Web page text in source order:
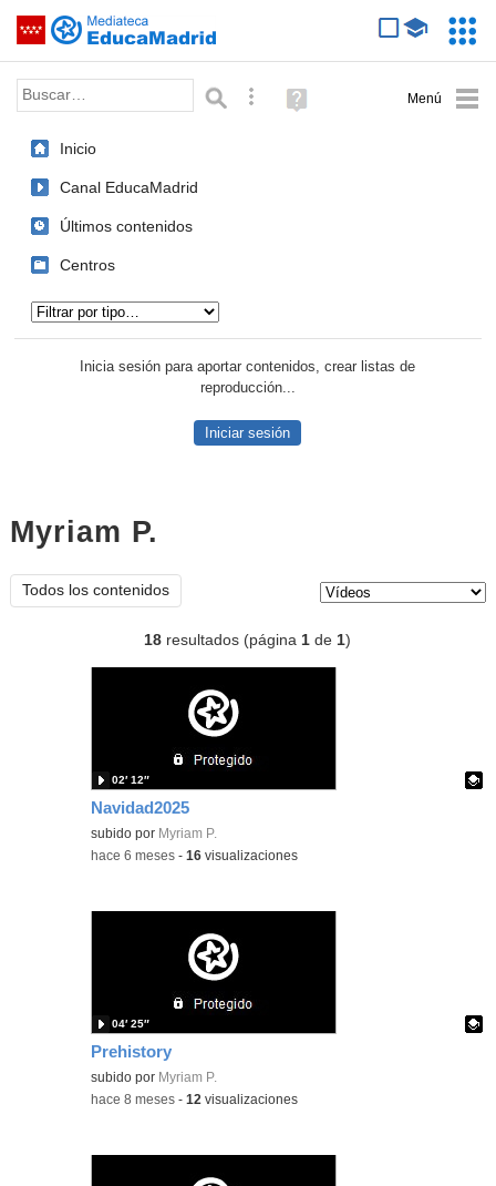
Saltar navegación
Palabra o frase: Búsqueda avanzada
Ayuda
(en
Inicio
Canal EducaMadrid
Últimos contenidos
Centros
Inicia sesión para aportar contenidos, crear listas de
reproducción...
Iniciar sesión
Myriam P.
Todos los contenidos
18 resultados (página1 de1)
Navidad2025
Contenido educativo.
subido por Myriam P.
02′ 12″
-hace 6 meses -16 visualizaciones
Prehistory
Contenido educativo.
subido por Myriam P.
04′ 25″
-hace 8 meses -12 visualizaciones